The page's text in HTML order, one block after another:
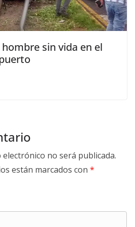
sin vida en el
no será publicada.
están marcados con *